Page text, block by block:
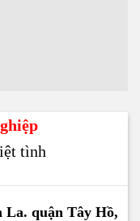
tình
La. quận Tây Hồ,